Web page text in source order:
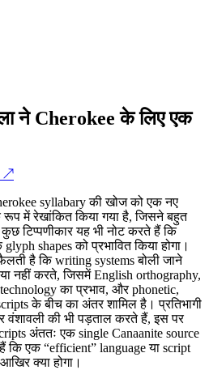
ने Cherokee के लिए एक
↗
syllabary की खोज को एक नए
में रेखांकित किया गया है, जिसने बहुत
टिप्पणीकार यह भी नोट करते हैं कि
shapes को प्रभावित किया होगा।
है कि writing systems बोली जाने
नहीं करते, जिसमें English orthography,
का प्रभाव, और phonetic,
के बीच का अंतर शामिल है। प्रतिभागी
वंशावली की भी पड़ताल करते हैं, इस पर
अंततः एक single Canaanite source
एक “efficient” language या script
क्या होगा।